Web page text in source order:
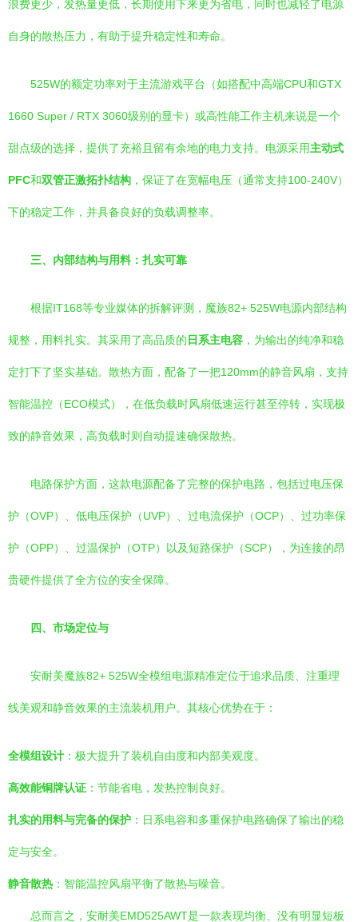
浪费更少，发热量更低，长期使用下来更为省电，同时也减轻了电源
自身的散热压力，有助于提升稳定性和寿命。
525W的额定功率对于主流游戏平台（如搭配中高端CPU和GTX
1660 Super / RTX 3060级别的显卡）或高性能工作主机来说是一个
甜点级的选择，提供了充裕且留有余地的电力支持。电源采用主动式
PFC和双管正激拓扑结构 ，保证了在宽幅电压（通常支持100-240V）
下的稳定工作，并具备良好的负载调整率。
三、内部结构与用料：扎实可靠
根据IT168等专业媒体的拆解评测，魔族82+ 525W电源内部结构
规整，用料扎实。其采用了高品质的 日系主电容 ，为输出的纯净和稳
定打下了坚实基础。散热方面，配备了一把120mm的静音风扇，支持
智能温控（ECO模式），在低负载时风扇低速运行甚至停转，实现极
致的静音效果，高负载时则自动提速确保散热。
电路保护方面，这款电源配备了完整的保护电路，包括过电压保
护（OVP）、低电压保护（UVP）、过电流保护（OCP）、过功率保
护（OPP）、过温保护（OTP）以及短路保护（SCP），为连接的昂
贵硬件提供了全方位的安全保障。
四、市场定位与
安耐美魔族82+ 525W全模组电源精准定位于追求品质、注重理
线美观和静音效果的主流装机用户。其核心优势在于：
全模组设计 ：极大提升了装机自由度和内部美观度。
高效能铜牌认证 ：节能省电，发热控制良好。
扎实的用料与完备的保护 ：日系电容和多重保护电路确保了输出的稳
定与安全。
静音散热 ：智能温控风扇平衡了散热与噪音。
总而言之，安耐美EMD525AWT是一款表现均衡、没有明显短板